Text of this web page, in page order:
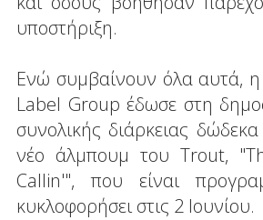
υποστήριξη.
Ενώ συμβαίνουν όλα αυτά, η
Label Group έδωσε στη
συνολικής διάρκειας
νέο άλμπουμ του Trout,
Callin'", που είναι
κυκλοφορήσει στις 2 Ιουνίου.